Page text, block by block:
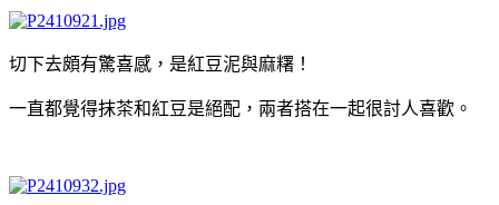
切下去頗有驚喜感，是紅豆泥與麻糬！
一直都覺得抹茶和紅豆是絕配，兩者搭在一起很討人喜歡。